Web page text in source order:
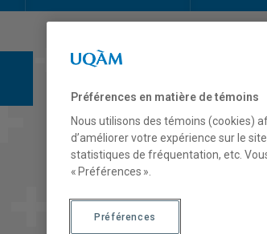
COURS
Préférences en matière de témoins
Nous utilisons des témoins (cookies)
d’améliorer votre expérience sur le
statistiques de fréquentation, etc.
« Préférences ».
Préférences